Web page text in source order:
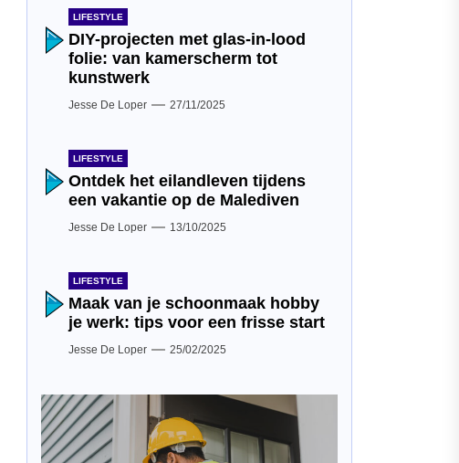
LIFESTYLE
DIY-projecten met glas-in-lood
folie: van kamerscherm tot
kunstwerk
Jesse De Loper 27/11/2025
LIFESTYLE
Ontdek het eilandleven tijdens
een vakantie op de Malediven
Jesse De Loper 13/10/2025
LIFESTYLE
Maak van je schoonmaak hobby
je werk: tips voor een frisse start
Jesse De Loper 25/02/2025